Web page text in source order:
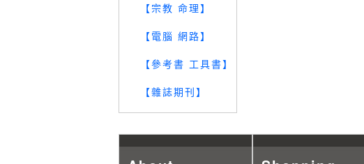
【宗教 命理】
【電腦 網路】
【參考書 工具書】
【雜誌期刊】